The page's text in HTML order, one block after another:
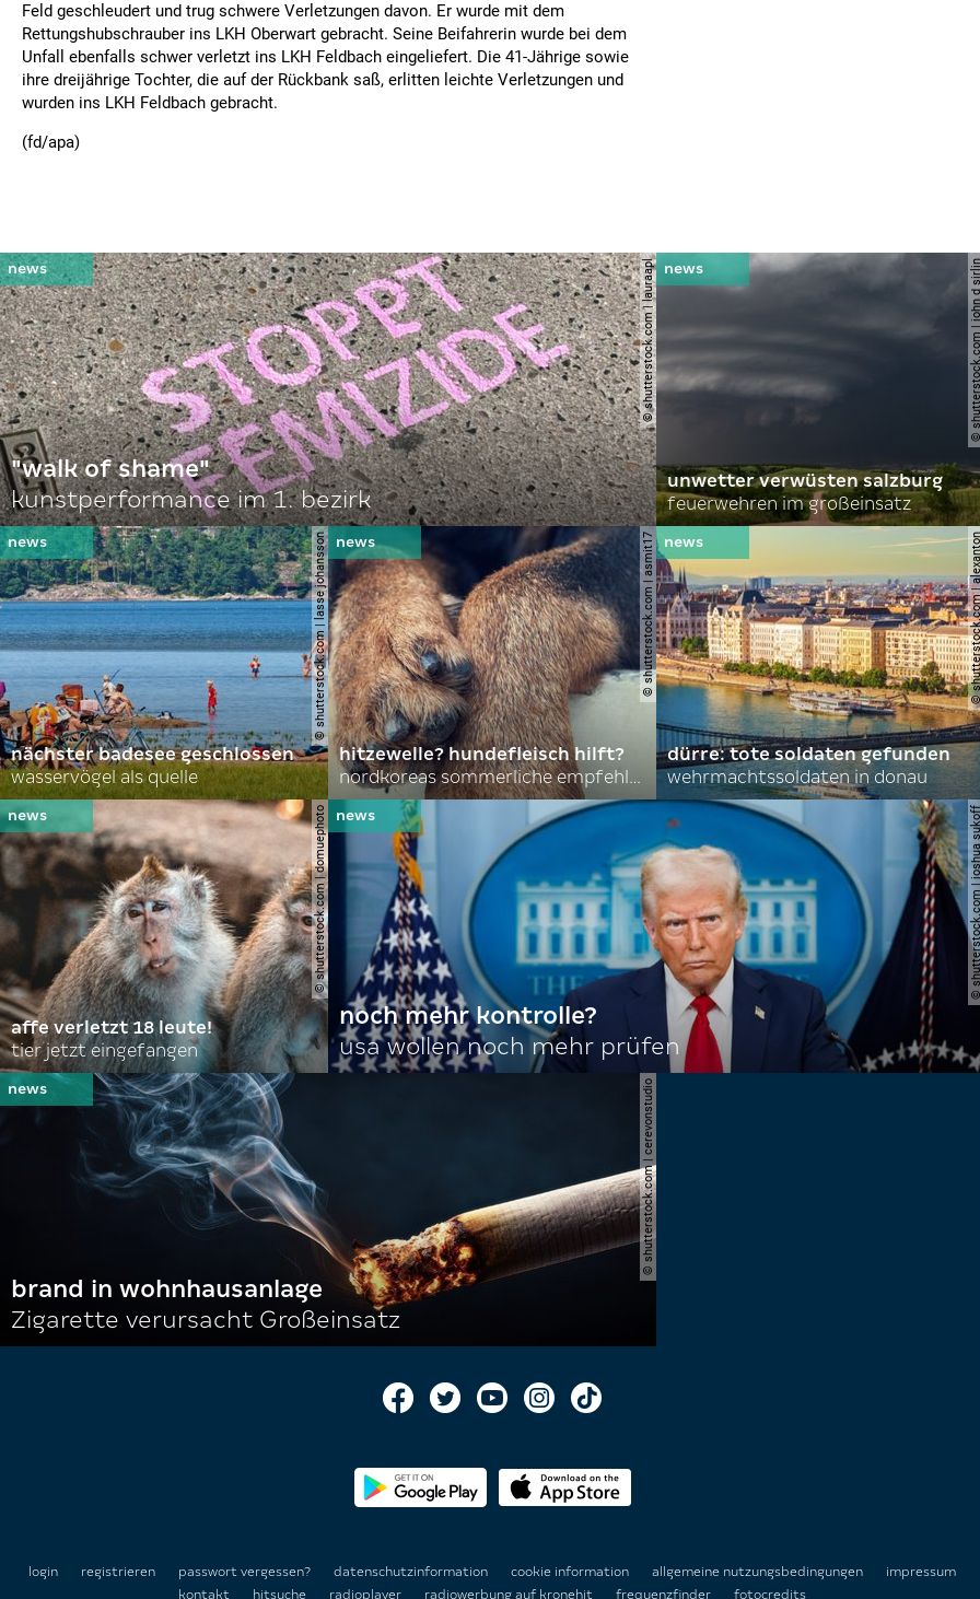
Feld geschleudert und trug schwere Verletzungen davon. Er wurde mit dem
Rettungshubschrauber ins LKH Oberwart gebracht. Seine Beifahrerin wurde bei dem
Unfall ebenfalls schwer verletzt ins LKH Feldbach eingeliefert. Die 41-Jährige sowie
ihre dreijährige Tochter, die auf der Rückbank saß, erlitten leichte Verletzungen und
wurden ins LKH Feldbach gebracht.
(fd/apa)
© shutterstock.com | lauraapl
"walk of shame"
kunstperformance im 1. bezirk
©
unwetter verwüsten salzburg
feuerwehren im großeinsatz
© shutterstock.com | lasse johansson
nächster badesee geschlossen
wasservögel als quelle
© shutterstock.com | asmit17
hitzewelle? hundefleisch hilft?
nordkoreas sommerliche empfehlungen
©
dürre: tote soldaten gefunden
wehrmachtssoldaten in donau
© shutterstock.com | domuephoto
affe verletzt 18 leute!
tier jetzt eingefangen
©
noch mehr kontrolle?
usa wollen noch mehr prüfen
© shutterstock.com | cerevonstudio
brand in wohnhausanlage
Zigarette verursacht Großeinsatz
login registrieren passwort vergessen? datenschutzinformation cookie information allgemeine nutzungsbedingungen
impressum
kontakt
hitsuche radioplayer radiowerbung auf kronehit frequenzfinder fotocredits